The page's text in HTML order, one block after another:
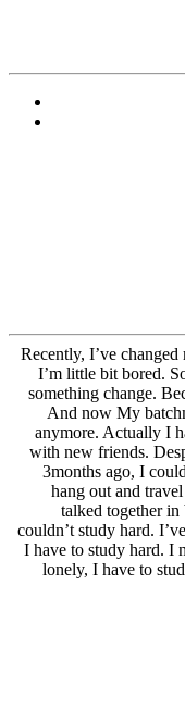
Recently, I’ve changed
I’m little bit bored.
something change.
And now My
anymore. Actually I
with new friends.
3months ago, I
hang out and
talked together in
couldn’t study hard.
I have to study hard. I
lonely, I have to